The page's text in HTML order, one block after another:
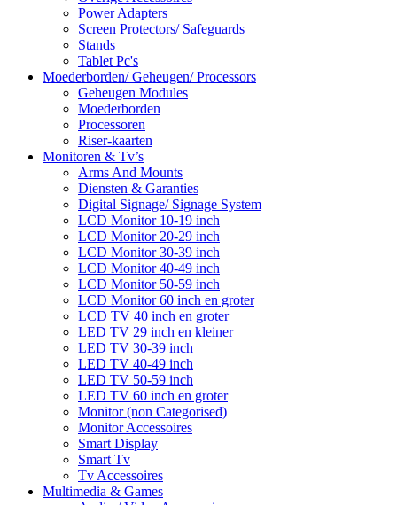
Power Adapters
Screen Protectors/ Safeguards
Stands
Tablet Pc's
Moederborden/ Geheugen/ Processors
Geheugen Modules
Moederborden
Processoren
Riser-kaarten
Monitoren & Tv’s
Arms And Mounts
Diensten & Garanties
Digital Signage/ Signage System
LCD Monitor 10-19 inch
LCD Monitor 20-29 inch
LCD Monitor 30-39 inch
LCD Monitor 40-49 inch
LCD Monitor 50-59 inch
LCD Monitor 60 inch en groter
LCD TV 40 inch en groter
LED TV 29 inch en kleiner
LED TV 30-39 inch
LED TV 40-49 inch
LED TV 50-59 inch
LED TV 60 inch en groter
Monitor (non Categorised)
Monitor Accessoires
Smart Display
Smart Tv
Tv Accessoires
Multimedia & Games